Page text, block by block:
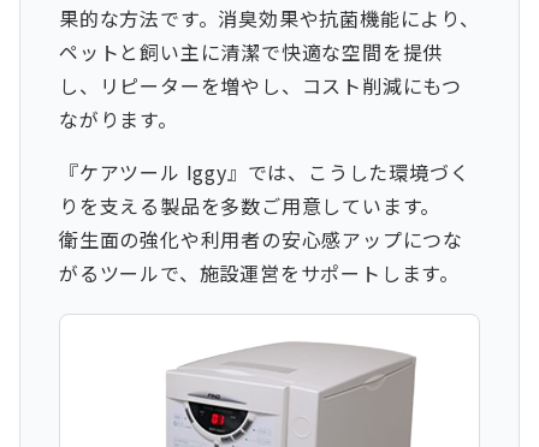
果的な方法です。消臭効果や抗菌機能により、
ペットと飼い主に清潔で快適な空間を提供
し、リピーターを増やし、コスト削減にもつ
ながります。
『ケアツール Iggy』では、こうした環境づく
りを支える製品を多数ご用意しています。
衛生面の強化や利用者の安心感アップにつな
がるツールで、施設運営をサポートします。